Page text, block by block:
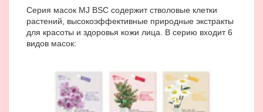
Серия масок MJ BSC содержит стволовые клетки
растений, высокоэффективные природные экстракты
для красоты и здоровья кожи лица. В серию входит 6
видов масок: